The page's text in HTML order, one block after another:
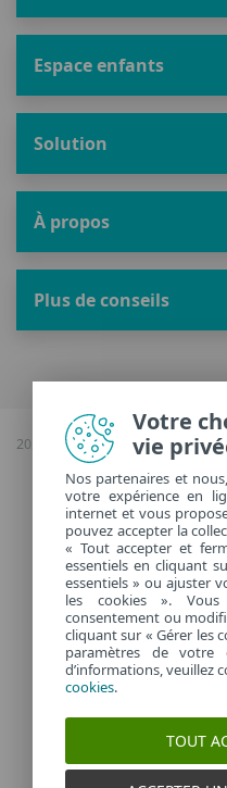
Espace enfants
Solution
À propos
Plus de conseils
2026 Copyright © ESET, Tous
Votre
vie
Nos partenaires et
votre expérience en
internet et vous
pouvez accepter la
« Tout accepter et
essentiels en cliquant
essentiels » ou ajuster
les cookies ».
consentement ou
cliquant sur « Gérer les
paramètres de votre
d’informations, veuillez
cookies.
TOUT